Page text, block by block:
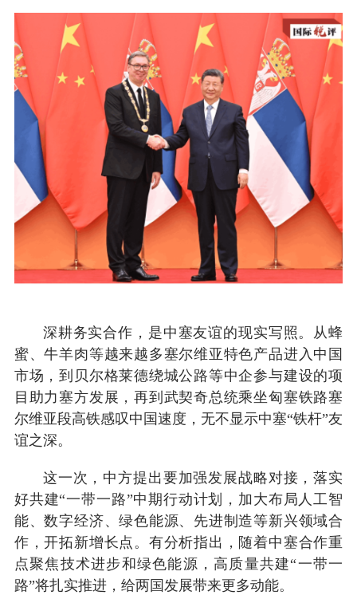
深耕务实合作，是中塞友谊的现实写照。从蜂
蜜、牛羊肉等越来越多塞尔维亚特色产品进入中国
市场，到贝尔格莱德绕城公路等中企参与建设的项
目助力塞方发展，再到武契奇总统乘坐匈塞铁路塞
尔维亚段高铁感叹中国速度，无不显示中塞“铁杆”友
谊之深。
这一次，中方提出要加强发展战略对接，落实
好共建“一带一路”中期行动计划，加大布局人工智
能、数字经济、绿色能源、先进制造等新兴领域合
作，开拓新增长点。有分析指出，随着中塞合作重
点聚焦技术进步和绿色能源，高质量共建“一带一
路”将扎实推进，给两国发展带来更多动能。